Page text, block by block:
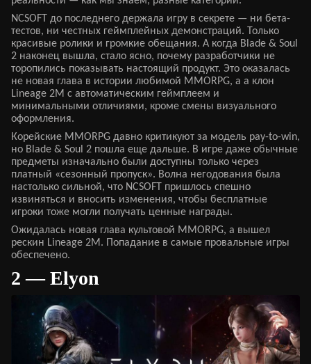
NCSOFT до последнего держала игру в секрете — ни бета-
тестов, ни честных геймплейных демонстраций. Только
красивые ролики и громкие обещания. А когда Blade & Soul
2 наконец вышла, стало ясно, почему разработчики не
торопились показывать настоящий продукт. Это оказалась
не новая глава в истории любимой MMORPG, а а клон
Lineage 2M с автоматическим геймплеем и
минимальными отличиями, кроме смены визуального
оформления.
Корейские MMORPG давно критикуют за модель pay-to-win,
но Blade & Soul 2 пошла еще дальше. В игре даже обычные
предметы изначально были доступны только через
платный «сезонный пропуск». Волна негодования была
настолько сильной, что NCSOFT пришлось спешно
извиняться и вносить изменения, чтобы бесплатные
игроки тоже могли получать ценные награды.
Ожидалась новая глава культовой MMORPG, а вышел
реcкин Lineage 2M. Попадание в самые провальные игры
обеспечено.
2 — Elyon